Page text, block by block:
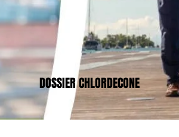
DOSSIER CHLORDECONE